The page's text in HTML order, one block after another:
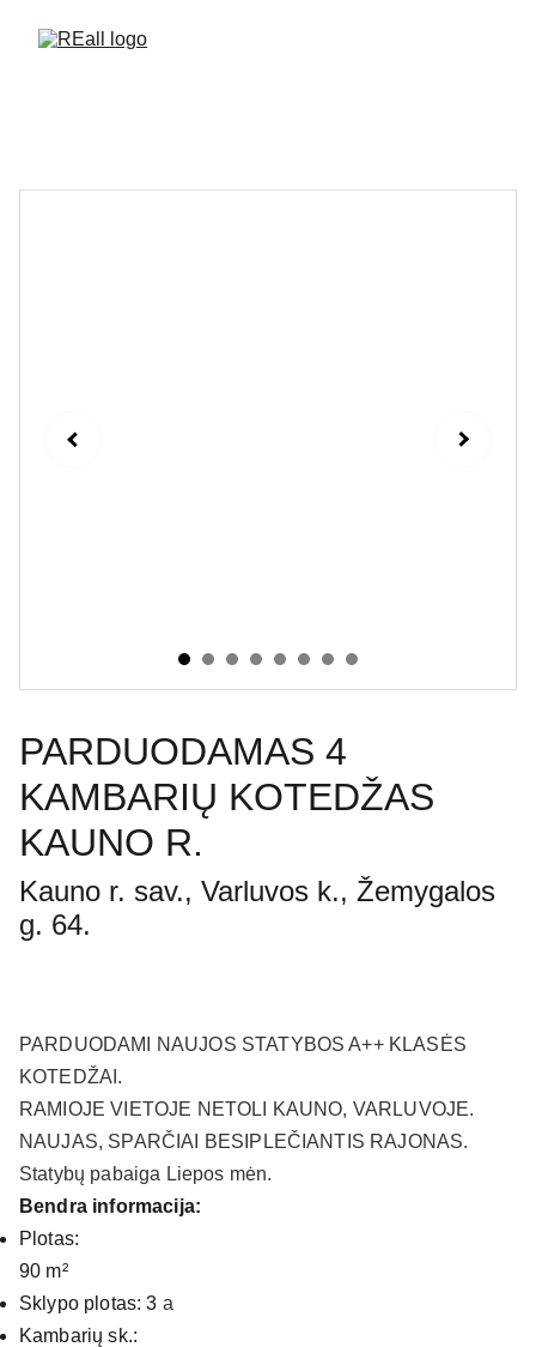
PARDUODAMAS 4
KAMBARIŲ KOTEDŽAS
KAUNO R.
Kauno r. sav., Varluvos k., Žemygalos
g. 64.
PARDUODAMI NAUJOS STATYBOS A++ KLASĖS
KOTEDŽAI.
RAMIOJE VIETOJE NETOLI KAUNO, VARLUVOJE.
NAUJAS, SPARČIAI BESIPLEČIANTIS RAJONAS.
Statybų pabaiga Liepos mėn.
Bendra informacija:
Plotas:
90 m²
Sklypo plotas: 3 a
Kambarių sk.: